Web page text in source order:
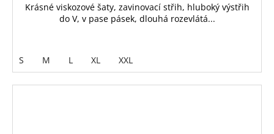
Krásné viskozové šaty, zavinovací střih, hluboký výstřih
do V, v pase pásek, dlouhá rozevlátá...
S M L XL XXL